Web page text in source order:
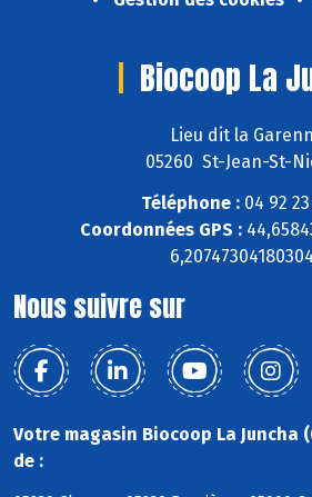
Biocoop La
Lieu dit la
05260 St-Jean-St-
Téléphone : 04 92
Coordonnées GPS :
Nous suivre sur
Votre magasin Biocoop La Juncha
de :